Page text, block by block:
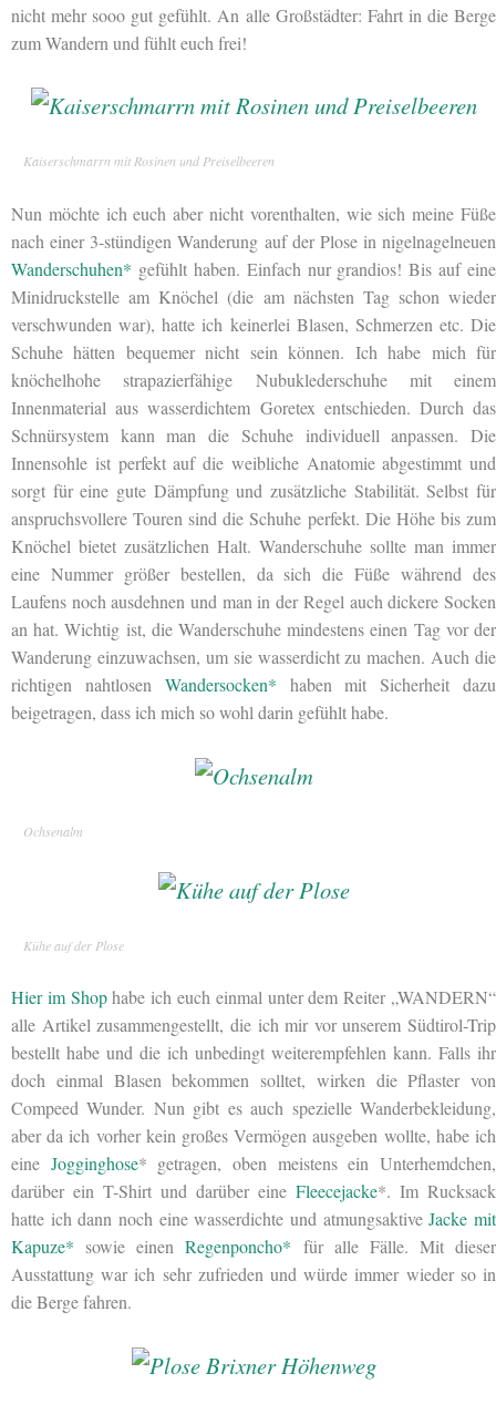
nicht mehr sooo gut gefühlt. An alle Großstädter: Fahrt in die Berge
zum Wandern und fühlt euch frei!
Kaiserschmarrn mit Rosinen und Preiselbeeren
Nun möchte ich euch aber nicht vorenthalten, wie sich meine Füße
nach einer 3-stündigen Wanderung auf der Plose in nigelnagelneuen
Wanderschuhen* gefühlt haben. Einfach nur grandios! Bis auf eine
Minidruckstelle am Knöchel (die am nächsten Tag schon wieder
verschwunden war), hatte ich keinerlei Blasen, Schmerzen etc. Die
Schuhe hätten bequemer nicht sein können. Ich habe mich für
knöchelhohe strapazierfähige Nubuklederschuhe mit einem
Innenmaterial aus wasserdichtem Goretex entschieden. Durch das
Schnürsystem kann man die Schuhe individuell anpassen. Die
Innensohle ist perfekt auf die weibliche Anatomie abgestimmt und
sorgt für eine gute Dämpfung und zusätzliche Stabilität. Selbst für
anspruchsvollere Touren sind die Schuhe perfekt. Die Höhe bis zum
Knöchel bietet zusätzlichen Halt. Wanderschuhe sollte man immer
eine Nummer größer bestellen, da sich die Füße während des
Laufens noch ausdehnen und man in der Regel auch dickere Socken
an hat. Wichtig ist, die Wanderschuhe mindestens einen Tag vor der
Wanderung einzuwachsen, um sie wasserdicht zu machen. Auch die
richtigen nahtlosen Wandersocken* haben mit Sicherheit dazu
beigetragen, dass ich mich so wohl darin gefühlt habe.
Ochsenalm
Kühe auf der Plose
Hier im Shophabe ich euch einmal unter dem Reiter „WANDERN“
alle Artikel zusammengestellt, die ich mir vor unserem Südtirol-Trip
bestellt habe und die ich unbedingt weiterempfehlen kann. Falls ihr
doch einmal Blasen bekommen solltet, wirken die Pflaster von
Compeed Wunder. Nun gibt es auch spezielle Wanderbekleidung,
aber da ich vorher kein großes Vermögen ausgeben wollte, habe ich
eine Jogginghose* getragen, oben meistens ein Unterhemdchen,
darüber ein T-Shirt und darüber eine Fleecejacke*. Im Rucksack
hatte ich dann noch eine wasserdichte und atmungsaktiveJacke mit
Kapuze* sowie einenRegenponcho* für alle Fälle. Mit dieser
Ausstattung war ich sehr zufrieden und würde immer wieder so in
die Berge fahren.